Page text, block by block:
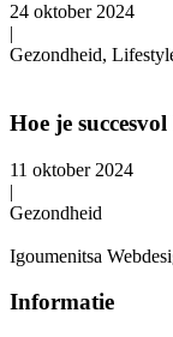
24 oktober 2024
|
Gezondheid,
Hoe je
11 oktober 2024
|
Gezondheid
Igoumenitsa
Informatie